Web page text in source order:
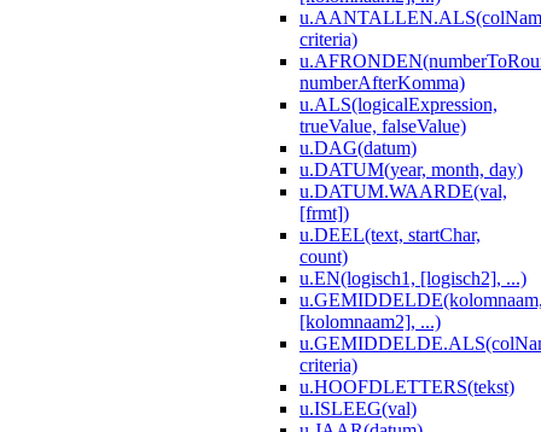
criteria)
numberAfterKomma)
u.ALS(logicalExpression,
trueValue, falseValue)
u.DAG(datum)
u.DATUM(year, month, day)
u.DATUM.WAARDE(val,
[frmt])
u.DEEL(text, startChar,
count)
u.EN(logisch1, [logisch2], ...)
[kolomnaam2], ...)
criteria)
u.HOOFDLETTERS(tekst)
u.ISLEEG(val)